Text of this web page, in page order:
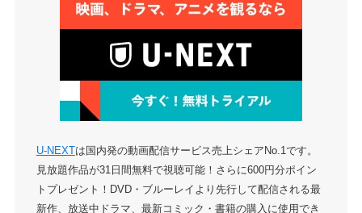
U-NEXTは国内発の動画配信サービス売上シェアNo.1です。
見放題作品が31日間無料で視聴可能！さらに600円分ポイン
トプレゼント！DVD・ブルーレイより先行して配信される最
新作、放送中ドラマ、最新コミック・書籍の購入に使用でき